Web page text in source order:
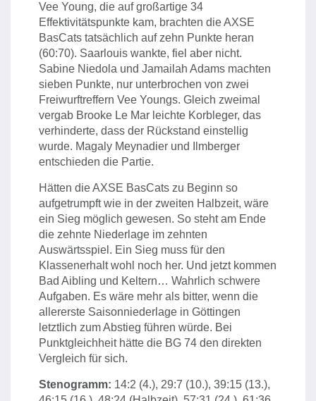
Vee Young, die auf großartige 34
Effektivitätspunkte kam, brachten die AXSE
BasCats tatsächlich auf zehn Punkte heran
(60:70). Saarlouis wankte, fiel aber nicht.
Sabine Niedola und Jamailah Adams machten
sieben Punkte, nur unterbrochen von zwei
Freiwurftreffern Vee Youngs. Gleich zweimal
vergab Brooke Le Mar leichte Korbleger, das
verhinderte, dass der Rückstand einstellig
wurde. Magaly Meynadier und Ilmberger
entschieden die Partie.
Hätten die AXSE BasCats zu Beginn so
aufgetrumpft wie in der zweiten Halbzeit, wäre
ein Sieg möglich gewesen. So steht am Ende
die zehnte Niederlage im zehnten
Auswärtsspiel. Ein Sieg muss für den
Klassenerhalt wohl noch her. Und jetzt kommen
Bad Aibling und Keltern… Wahrlich schwere
Aufgaben. Es wäre mehr als bitter, wenn die
allererste Saisonniederlage in Göttingen
letztlich zum Abstieg führen würde. Bei
Punktgleichheit hätte die BG 74 den direkten
Vergleich für sich.
Stenogramm: 14:2 (4.), 29:7 (10.), 39:15 (13.),